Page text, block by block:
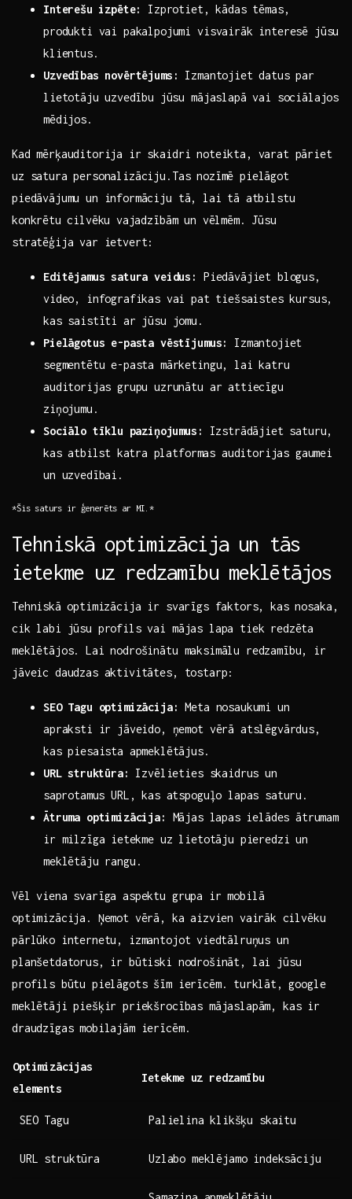
Interešu ⁣izpēte:
Izprotiet, kādas tēmas,
produkti vai pakalpojumi visvairāk interesē jūsu
klientus.
Uzvedības novērtējums:
‍Izmantojiet datus⁤ par
lietotāju⁢ uzvedību jūsu mājaslapā vai sociālajos
mēdijos.
Kad mērķauditorija ir skaidri noteikta, varat pāriet
uz satura personalizāciju.Tas nozīmē pielāgot
piedāvājumu un informāciju tā, lai ⁢tā atbilstu⁣
konkrētu⁤ cilvēku ⁤vajadzībām un vēlmēm.⁣ Jūsu
stratēģija ‌var ietvert:
Editējamus satura veidus:
Piedāvājiet blogus,
video, infografikas vai pat⁣ tiešsaistes ‍kursus,
kas saistīti ar jūsu ​jomu.
Pielāgotus e-pasta ​vēstījumus:
Izmantojiet
segmentētu e-pasta mārketingu, lai katru
auditorijas grupu uzrunātu ar attiecīgu
ziņojumu.
Sociālo tīklu⁢ paziņojumus:
Izstrādājiet saturu,
kas⁣ atbilst⁤ katra⁤ platformas auditorijas gaumei
un uzvedībai.
*Šis saturs ir ģenerēts ⁤ar MI.*
Tehniskā‌ optimizācija⁣ un tās
ietekme uz redzamību​ meklētājos
Tehniskā ⁣optimizācija ir svarīgs faktors, kas nosaka,
cik labi jūsu profils vai ‍mājas lapa tiek redzēta
meklētājos. Lai nodrošinātu maksimālu‌ redzamību, ir
jāveic daudzas aktivitātes, tostarp:
SEO Tagu optimizācija: Meta nosaukumi un
apraksti‌ ir jāveido, ņemot vērā atslēgvārdus,
kas piesaista apmeklētājus.
URL⁤ struktūra:
Izvēlieties skaidrus un
⁤saprotamus URL, kas atspoguļo lapas​ saturu.
Ātruma ‌optimizācija:
Mājas⁤ lapas ⁣ielādes ātrumam
ir ‍milzīga⁣ ietekme uz lietotāju pieredzi‌ un
meklētāju rangu.
Vēl viena ‌svarīga aspektu grupa ir mobilā
optimizācija. Ņemot vērā, ⁢ka aizvien ‌vairāk⁤ cilvēku
‌pārlūko internetu, izmantojot⁤ viedtālruņus un
planšetdatorus, ir būtiski nodrošināt, lai jūsu
profils būtu pielāgots šīm ierīcēm.⁣ turklāt, ⁢google
meklētāji piešķir priekšrocības mājaslapām, ‌kas ir
draudzīgas mobilajām ierīcēm.
Optimizācijas
elements
Ietekme ⁤uz redzamību
SEO Tagu Palielina⁣ klikšķu skaitu
URL struktūra Uzlabo meklējamo indeksāciju